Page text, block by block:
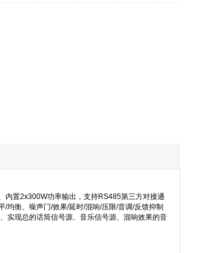
内置2x300W功率输出，支持RS485第三方对接通
均衡、噪声门/效果/延时/混响/压限/音调/反馈抑制
实现总的话筒信号源、音乐信号源、混响效果的音